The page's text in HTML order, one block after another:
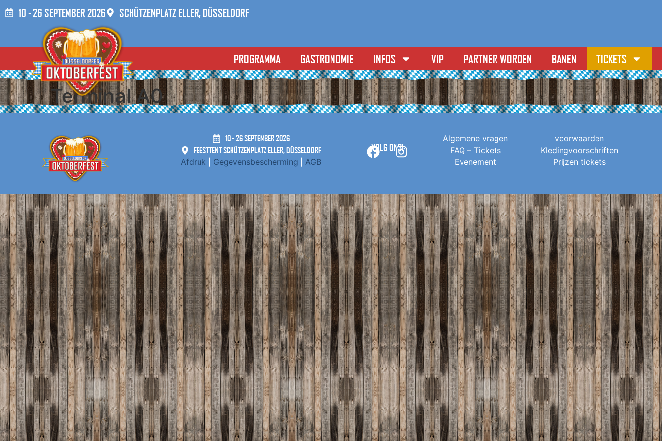
10 - 26 SEPTEMBER 2026 SCHÜTZENPLATZ ELLER, DÜSSELDORF
PROGRAMMA GASTRONOMIE INFOS VIP PARTNER WORDEN BANEN TICKETS
Terminal A0
10 - 26 SEPTEMBER 2026
FEESTTENT SCHÜTZENPLATZ ELLER, DÜSSELDORF
Afdruk
Gegevensbescherming |AGB
VOLG ONS!
Algemene vragen
FAQ – Tickets
Evenement
voorwaarden
Kledingvoorschriften
Prijzen tickets